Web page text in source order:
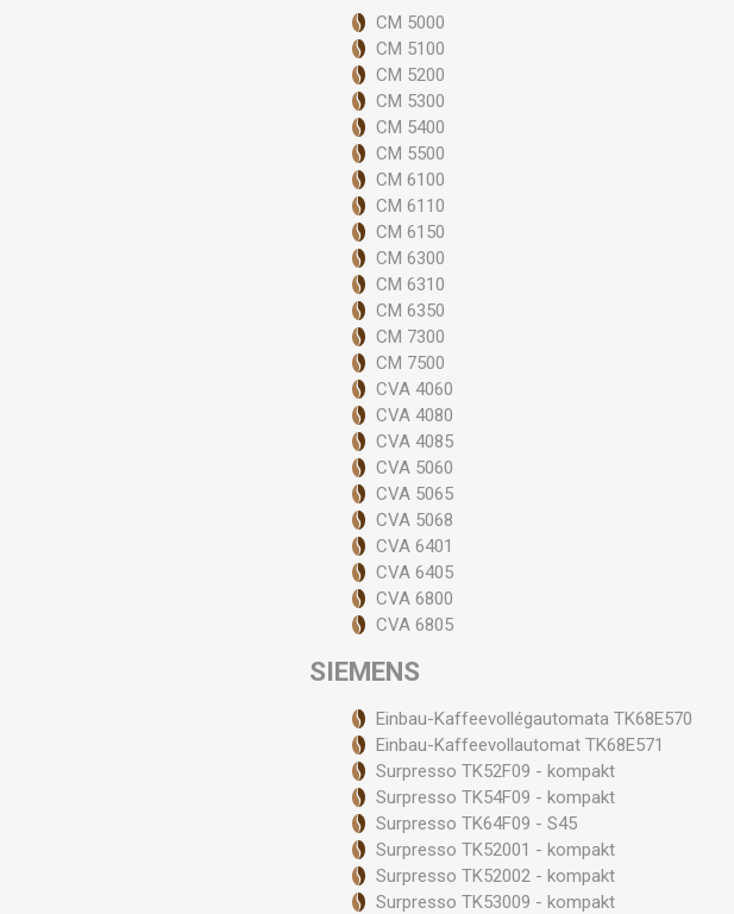
CM 5000
CM 5100
CM 5200
CM 5300
CM 5400
CM 5500
CM 6100
CM 6110
CM 6150
CM 6300
CM 6310
CM 6350
CM 7300
CM 7500
CVA 4060
CVA 4080
CVA 4085
CVA 5060
CVA 5065
CVA 5068
CVA 6401
CVA 6405
CVA 6800
CVA 6805
SIEMENS
Einbau-Kaffeevollégautomata TK68E570
Einbau-Kaffeevollautomat TK68E571
Surpresso TK52F09 - kompakt
Surpresso TK54F09 - kompakt
Surpresso TK64F09 - S45
Surpresso TK52001 - kompakt
Surpresso TK52002 - kompakt
Surpresso TK53009 - kompakt